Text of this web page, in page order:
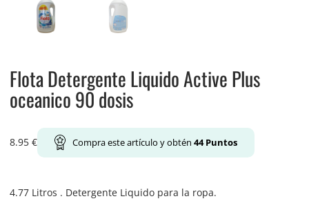
Flota Detergente Liquido Active Plus
oceanico 90 dosis
8.95 € Compra este artículo y obtén 44Puntos
4.77 Litros . Detergente Liquido para la ropa.